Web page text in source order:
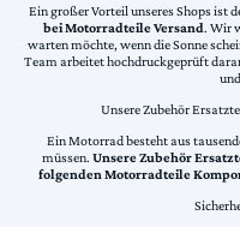
Ein großer Vorteil unseres Shops ist
bei Motorradteile Versand. Wir
warten möchte, wenn die Sonne
Team arbeitet hochdruckgeprüft
Unsere Zubehör
Ein Motorrad besteht aus
müssen. Unsere Zubehör
folgenden Motorradteile